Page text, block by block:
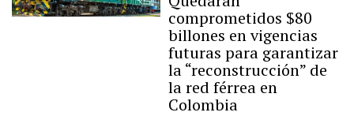
comprometidos $80
billones en vigencias
futuras para garantizar
la “reconstrucción” de
la red férrea en
Colombia